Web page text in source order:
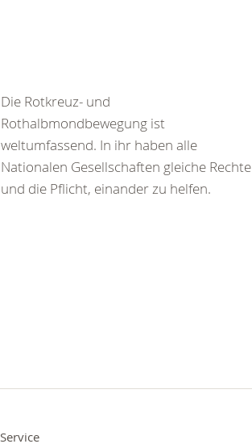
Die Rotkreuz- und
Rothalbmondbewegung ist
weltumfassend. In ihr haben alle
Nationalen Gesellschaften gleiche Rechte
und die Pflicht, einander zu helfen.
Service